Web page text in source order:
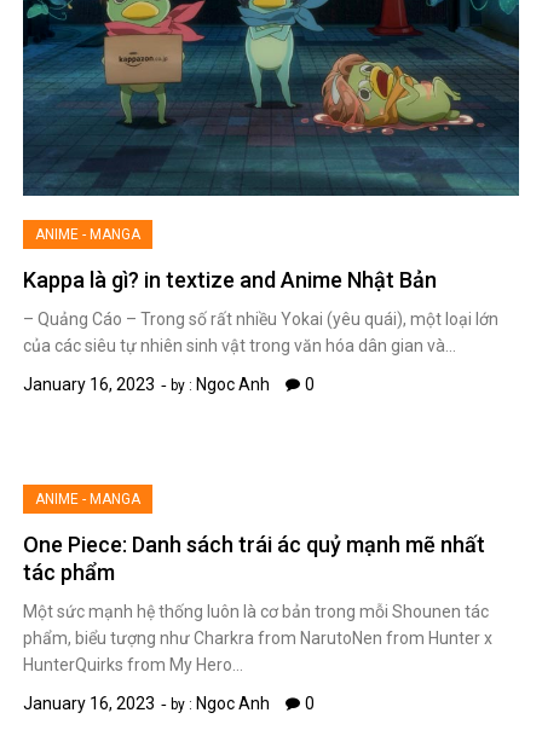
ANIME - MANGA
Kappa là gì? in textize and Anime Nhật Bản
– Quảng Cáo – Trong số rất nhiều Yokai (yêu quái), một loại lớn
của các siêu tự nhiên sinh vật trong văn hóa dân gian và…
January 16, 2023
by : Ngoc Anh 0
ANIME - MANGA
One Piece: Danh sách trái ác quỷ mạnh mẽ nhất
tác phẩm
Một sức mạnh hệ thống luôn là cơ bản trong mỗi Shounen tác
phẩm, biểu tượng như Charkra from NarutoNen from Hunter x
HunterQuirks from My Hero…
January 16, 2023
by : Ngoc Anh 0